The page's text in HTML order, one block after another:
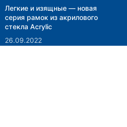
Легкие и изящные — новая
серия рамок из акрилового
стекла Acrylic
26.09.2022